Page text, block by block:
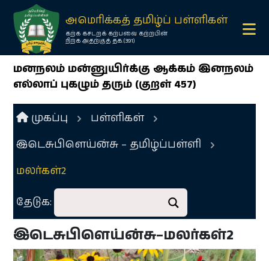
அமெரிக்கத் தமிழ்ப் பள்ளிகள்
கற்க கசடறக் கற்பவை கற்றபின்
நிற்க அதற்குத் தக.(391)
×
மனநலம் மன்னுயிர்க்கு ஆக்கம் இனநலம்
எல்லாப் புகழும் தரும் (குறள் 457)
முகப்பு
பள்ளிகள்
இடெசுபிளெய்ன்சு – தமிழ்ப்பள்ளி
மலர்கள்2
தேடுக:
இடெசுபிளெய்ன்சு–மலர்கள்2